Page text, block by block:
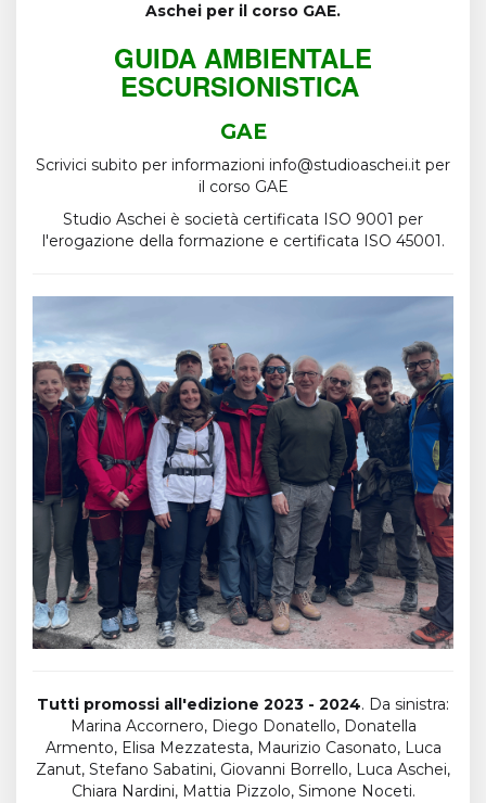
Aschei per il corso GAE.
GUIDA AMBIENTALE
ESCURSIONISTICA
GAE
Scrivici subito per informazioni info@studioaschei.it per
il corso GAE
Studio Aschei è società certificata ISO 9001 per
l'erogazione della formazione e certificata ISO 45001.
Tutti promossi all'edizione 2023 - 2024. Da sinistra:
Marina Accornero, Diego Donatello, Donatella
Armento, Elisa Mezzatesta, Maurizio Casonato, Luca
Zanut, Stefano Sabatini, Giovanni Borrello, Luca Aschei,
Chiara Nardini, Mattia Pizzolo, Simone Noceti.